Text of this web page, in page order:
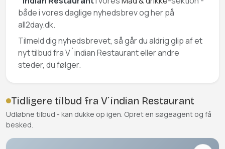
både i vores daglige nyhedsbrev og her på
all2day.dk.
Tilmeld dig nyhedsbrevet, så går du aldrig glip af et
nyt tilbud fra V´indian Restaurant eller andre
steder, du følger.
Tidligere tilbud fra V´indian Restaurant
Udløbne tilbud - kan dukke op igen. Opret en søgeagent og få
besked.